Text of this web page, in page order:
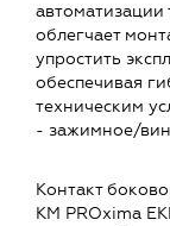
автоматизации
облегчает
упростить
обеспечивая
техническим
- зажимное/
Контакт
КМ PROxima